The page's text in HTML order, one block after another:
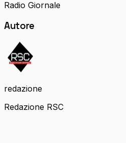
Radio Giornale
Autore
redazione
Redazione RSC